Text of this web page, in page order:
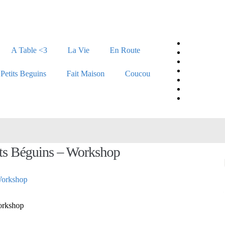
A Table <3 La Vie En Route
Petits Beguins Fait Maison Coucou
Béguins – Workshop